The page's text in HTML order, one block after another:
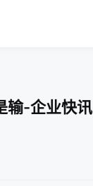
输-企业快讯